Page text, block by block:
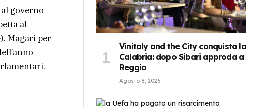
governo
al
Magari per
Vinitaly and the City conquista la
Calabria: dopo Sibari approda a
Reggio
Agosto 8, 2026